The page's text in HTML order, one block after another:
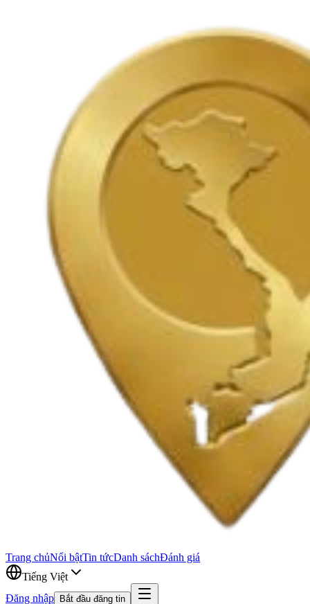
Trang chủNổi bậtTin tứcDanh sáchĐánh giá
Tiếng Việt
Đăng nhập
Bắt đầu đăng tin